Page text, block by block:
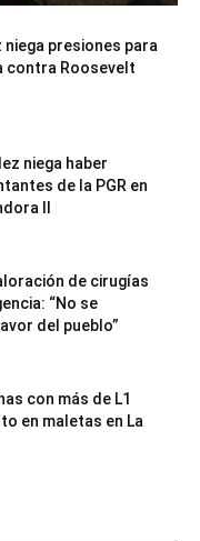
presiones para
contra Roosevelt
niega haber
de la PGR en
II
de cirugías
“No se
del pueblo”
con más de L1
en maletas en La